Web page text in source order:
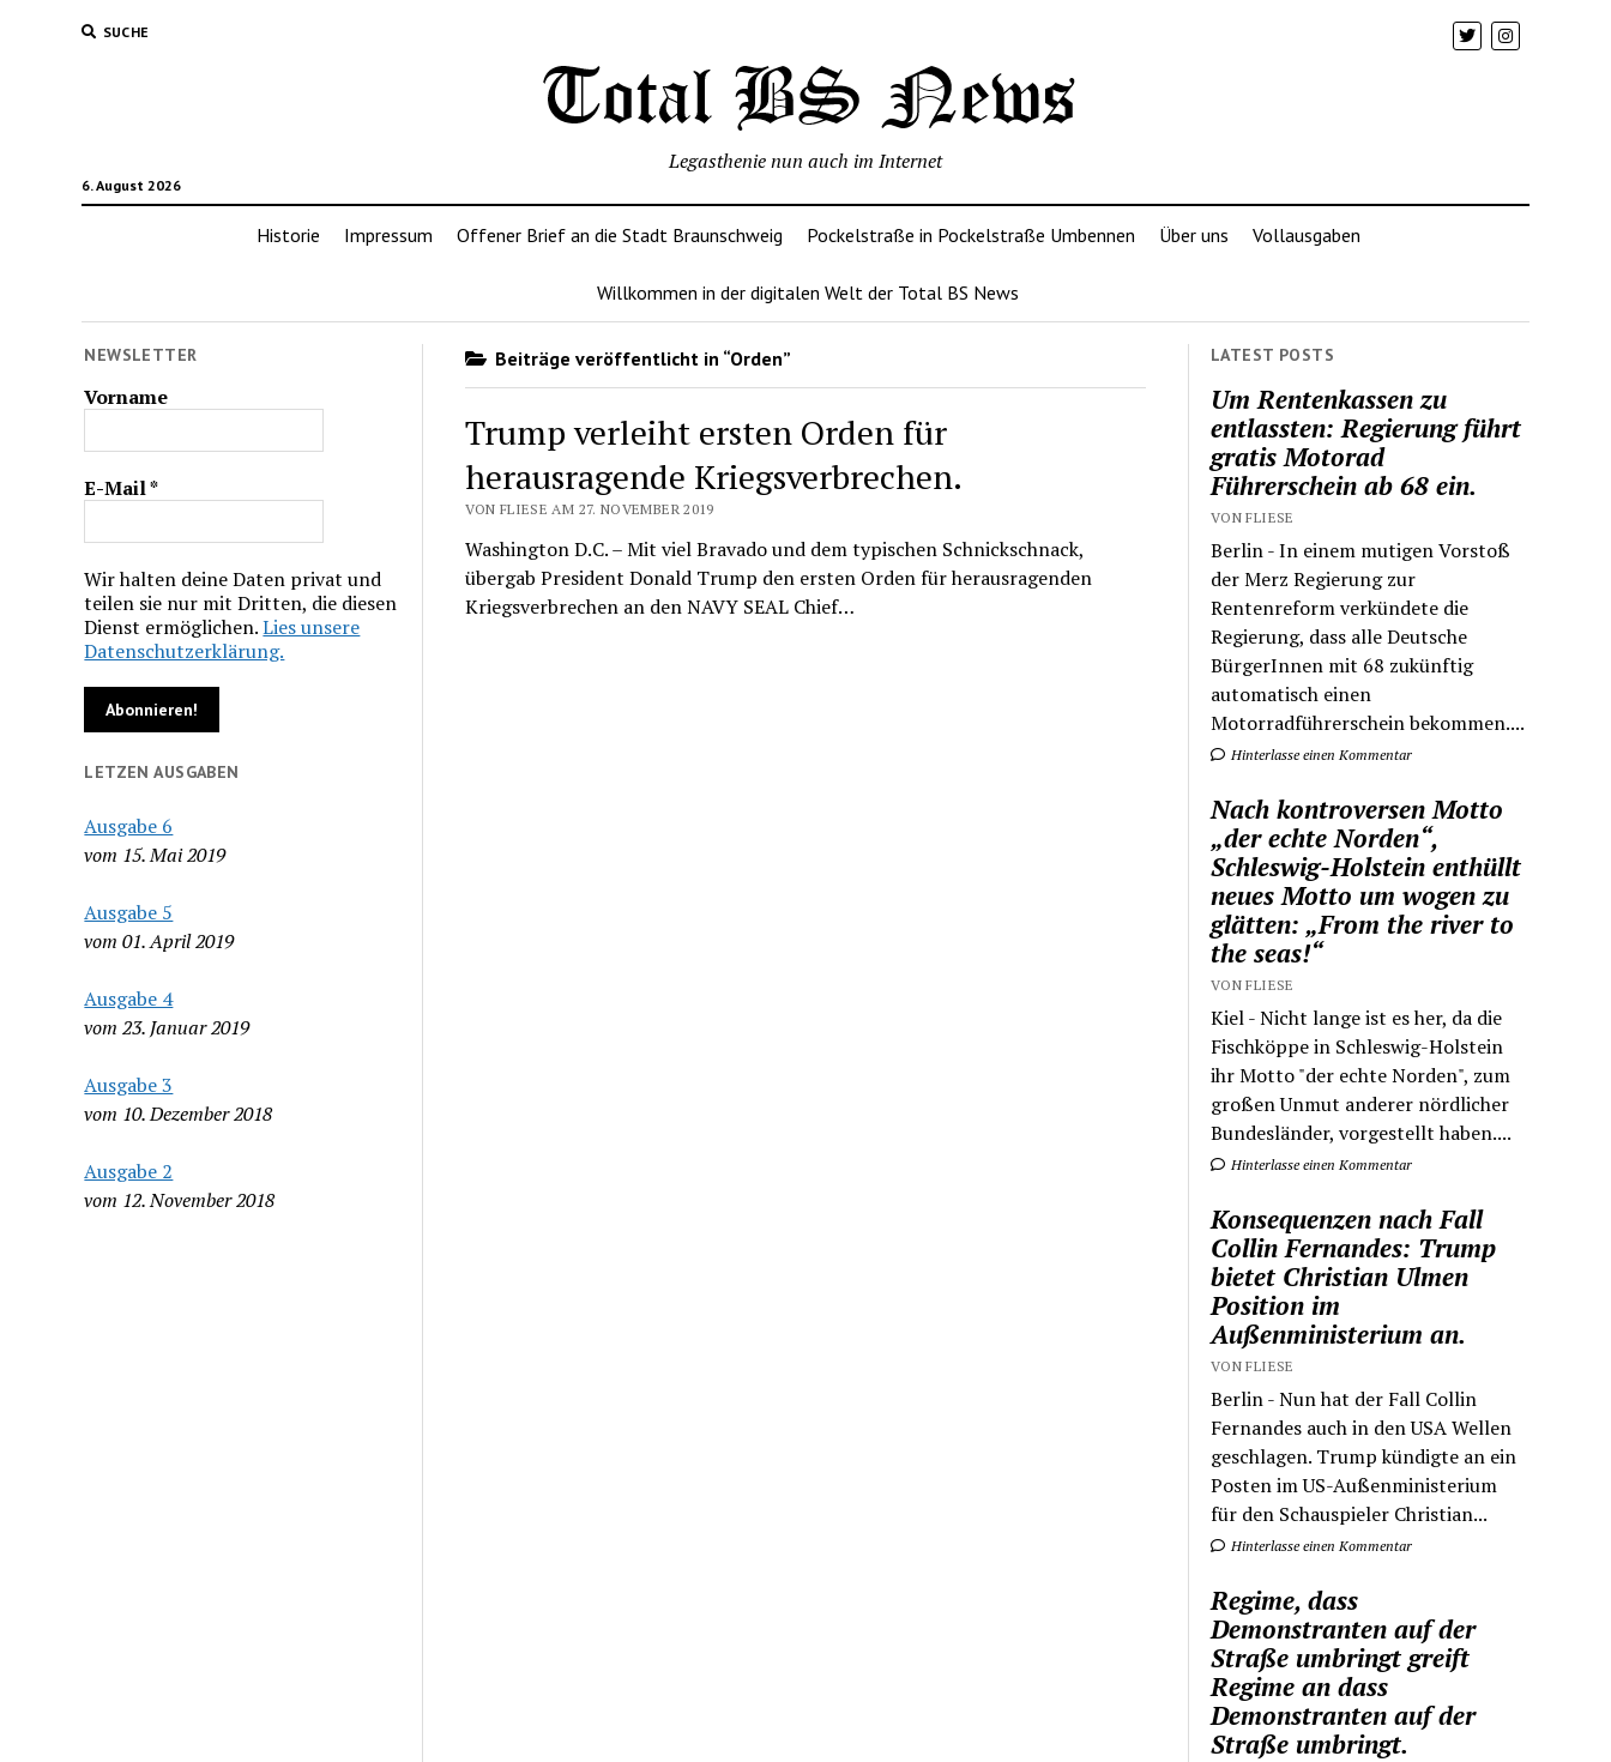
SUCHE
6. August 2026
Legasthenie nun auch im Internet
Historie Impressum Offener Brief an die Stadt Braunschweig Pockelstraße in Pockelstraße Umbennen Über uns Vollausgaben
Willkommen in der digitalen Welt der Total BS News
NEWSLETTER
Vorname
E-Mail*
Wir halten deine Daten privat und
teilen sie nur mit Dritten, die diesen
Dienst ermöglichen.Lies unsere
Datenschutzerklärung.
LETZEN AUSGABEN
Ausgabe 6
vom 15. Mai 2019
Ausgabe 5
vom 01. April 2019
Ausgabe 4
vom 23. Januar 2019
Ausgabe 3
vom 10. Dezember 2018
Ausgabe 2
vom 12. November 2018
Beiträge veröffentlicht in “Orden”
Trump verleiht ersten Orden für
herausragende Kriegsverbrechen.
VON FLIESE AM 27. NOVEMBER 2019
Washington D.C. – Mit viel Bravado und dem typischen Schnickschnack,
übergab President Donald Trump den ersten Orden für herausragenden
Kriegsverbrechen an den NAVY SEAL Chief…
LATEST POSTS
Um Rentenkassen zu
entlassten: Regierung führt
gratis Motorad
Führerschein ab 68 ein.
VON FLIESE
Berlin - In einem mutigen Vorstoß
der Merz Regierung zur
Rentenreform verkündete die
Regierung, dass alle Deutsche
BürgerInnen mit 68 zukünftig
automatisch einen
Motorradführerschein bekommen....
Hinterlasse einen Kommentar
Nach kontroversen Motto
„der echte Norden“,
Schleswig-Holstein enthüllt
neues Motto um wogen zu
glätten: „From the river to
the seas!“
VON FLIESE
Kiel - Nicht lange ist es her, da die
Fischköppe in Schleswig-Holstein
ihr Motto "der echte Norden", zum
großen Unmut anderer nördlicher
Bundesländer, vorgestellt haben....
Hinterlasse einen Kommentar
Konsequenzen nach Fall
Collin Fernandes: Trump
bietet Christian Ulmen
Position im
Außenministerium an.
VON FLIESE
Berlin - Nun hat der Fall Collin
Fernandes auch in den USA Wellen
geschlagen. Trump kündigte an ein
Posten im US-Außenministerium
für den Schauspieler Christian...
Hinterlasse einen Kommentar
Regime, dass
Demonstranten auf der
Straße umbringt greift
Regime an dass
Demonstranten auf der
Straße umbringt.